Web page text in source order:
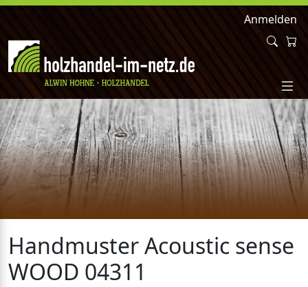
Anmelden
Handmuster Acoustic sense
WOOD 04311